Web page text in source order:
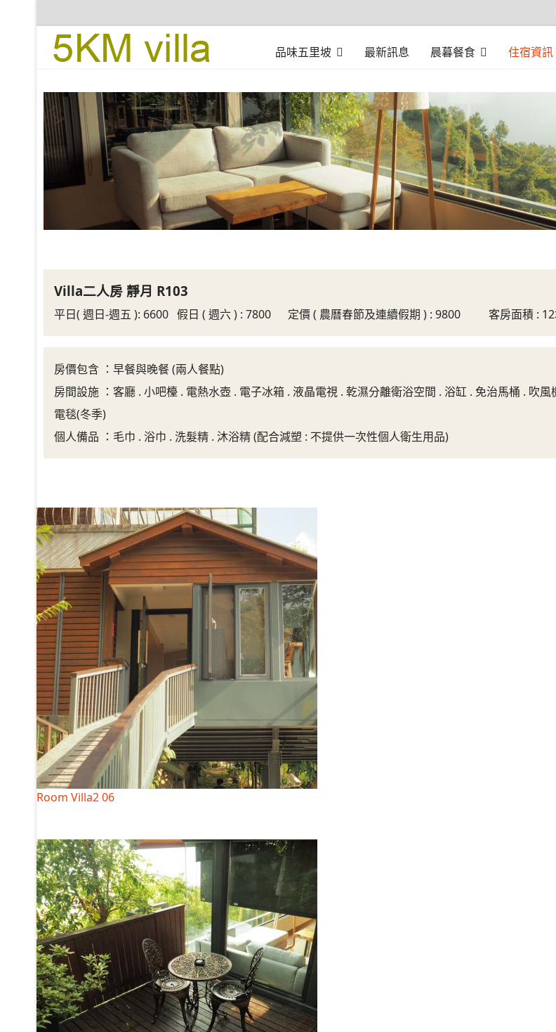
品味五里坡 最新訊息 晨暮餐食 住宿資訊
Villa二人房 靜月 R103
平日( 週日-週五 ): 6600 假日 ( 週六 ) : 7800 定價 ( 農曆春節及連續假期 ) : 9800 客房面積 :
房價包含 ：早餐與晚餐 (兩人餐點)
房間設施 ：客廳 . 小吧檯 . 電熱水壺 . 電子冰箱 . 液晶電視 . 乾濕分離衛浴空間 . 浴缸 . 免治馬桶 . 吹風
電毯(冬季)
個人備品 ：毛巾 . 浴巾 . 洗髮精 . 沐浴精 (配合減塑 : 不提供一次性個人衛生用品)
Room Villa2 06